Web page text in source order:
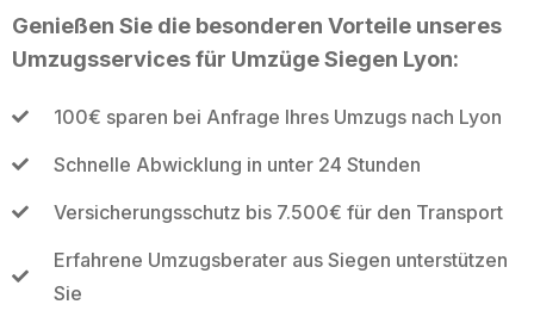
Genießen Sie die besonderen Vorteile unseres
Umzugsservices für Umzüge Siegen Lyon:
100€ sparen bei Anfrage Ihres Umzugs nach Lyon
Schnelle Abwicklung in unter 24 Stunden
Versicherungsschutz bis 7.500€ für den Transport
Erfahrene Umzugsberater aus Siegen unterstützen
Sie